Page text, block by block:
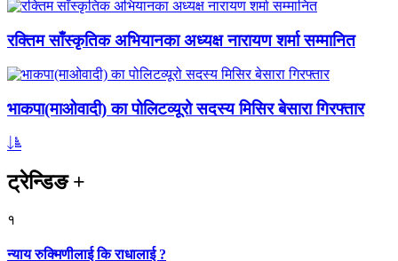
रक्तिम साँस्कृतिक अभियानका अध्यक्ष नारायण शर्मा सम्मानित
भाकपा(माओवादी) का पोलिटव्यूरो सदस्य मिसिर बेसारा गिरफ्तार
ट्रेन्डिङ+
१
न्याय रुक्मिणीलाई कि राधालाई ?